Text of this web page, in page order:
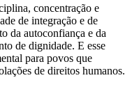
concentração e
de integração e de
da autoconfiança e da
de dignidade. E esse
para povos que
de direitos humanos.